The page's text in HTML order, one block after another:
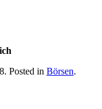
. Posted in Börsen.